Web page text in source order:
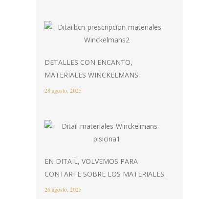
DETALLES CON ENCANTO,
MATERIALES WINCKELMANS.
28 agosto, 2025
EN DITAIL, VOLVEMOS PARA
CONTARTE SOBRE LOS MATERIALES.
26 agosto, 2025